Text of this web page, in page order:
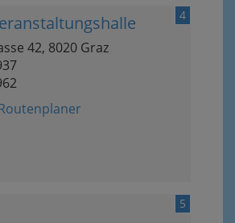
4
42, 8020 Graz
5